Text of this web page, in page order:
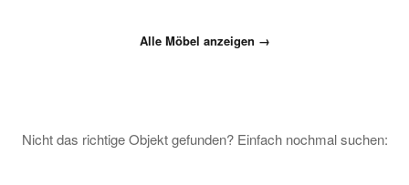
Alle Möbel anzeigen →
Nicht das richtige Objekt gefunden? Einfach nochmal suchen: